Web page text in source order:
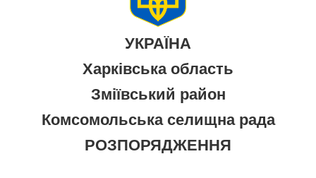
УКРАЇНА
Харківська область
Зміївський район
Комсомольська селищна рада
РОЗПОРЯДЖЕННЯ